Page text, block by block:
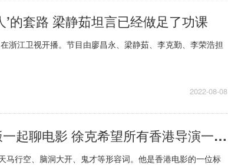
’的套路 梁静茹坦言已经做足了功课
浙江卫视开播。节目由廖昌永、梁静茹、李克勤、李荣浩担
2022-08-08
常常约在一起吃饭一起聊电影 徐克希望所有香港导演一起拍部片
马行空、脑洞大开、鬼才等形容词。他是香港电影的一位标